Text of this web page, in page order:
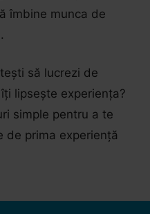
îmbine munca de
să lucrezi de
lipsește experiența?
simple pentru a te
de prima experiență